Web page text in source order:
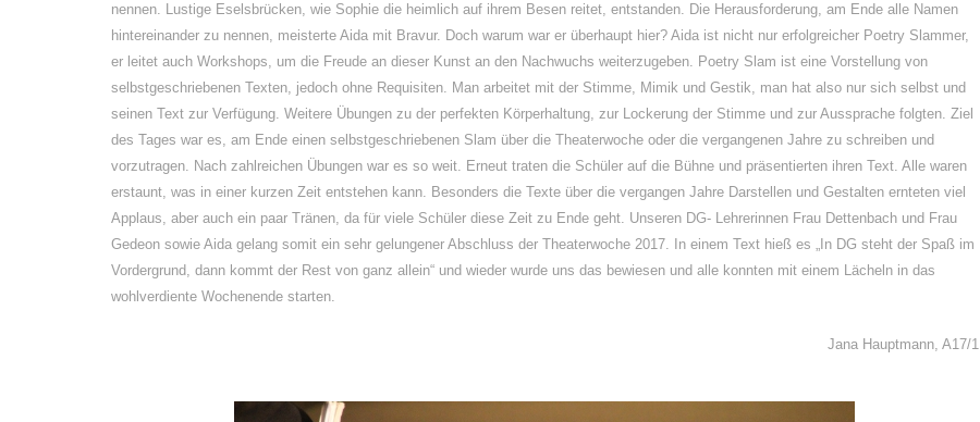
nennen. Lustige Eselsbrücken, wie Sophie die heimlich auf ihrem Besen reitet, entstanden. Die Herausforderung, am Ende alle Namen
hintereinander zu nennen, meisterte Aida mit Bravur. Doch warum war er überhaupt hier? Aida ist nicht nur erfolgreicher Poetry Slammer,
er leitet auch Workshops, um die Freude an dieser Kunst an den Nachwuchs weiterzugeben. Poetry Slam ist eine Vorstellung von
selbstgeschriebenen Texten, jedoch ohne Requisiten. Man arbeitet mit der Stimme, Mimik und Gestik, man hat also nur sich selbst und
seinen Text zur Verfügung. Weitere Übungen zu der perfekten Körperhaltung, zur Lockerung der Stimme und zur Aussprache folgten. Ziel
des Tages war es, am Ende einen selbstgeschriebenen Slam über die Theaterwoche oder die vergangenen Jahre zu schreiben und
vorzutragen. Nach zahlreichen Übungen war es so weit. Erneut traten die Schüler auf die Bühne und präsentierten ihren Text. Alle waren
erstaunt, was in einer kurzen Zeit entstehen kann. Besonders die Texte über die vergangen Jahre Darstellen und Gestalten ernteten viel
Applaus, aber auch ein paar Tränen, da für viele Schüler diese Zeit zu Ende geht. Unseren DG- Lehrerinnen Frau Dettenbach und Frau
Gedeon sowie Aida gelang somit ein sehr gelungener Abschluss der Theaterwoche 2017. In einem Text hieß es „In DG steht der Spaß im
Vordergrund, dann kommt der Rest von ganz allein“ und wieder wurde uns das bewiesen und alle konnten mit einem Lächeln in das
wohlverdiente Wochenende starten.
Jana Hauptmann, A17/1